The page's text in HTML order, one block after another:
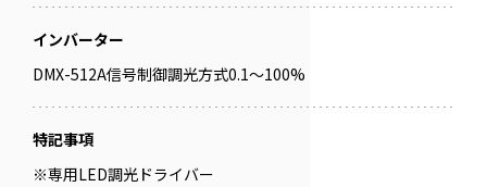
インバーター
DMX-512A信号制御調光方式0.1～100%
特記事項
※専用LED調光ドライバー